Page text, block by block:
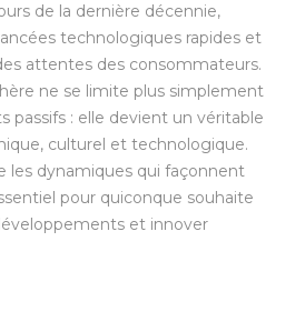
de la dernière décennie,
technologiques rapides et
attentes des consommateurs.
ne se limite plus simplement
passifs : elle devient un véritable
culturel et technologique.
les dynamiques qui façonnent
pour quiconque souhaite
et innover